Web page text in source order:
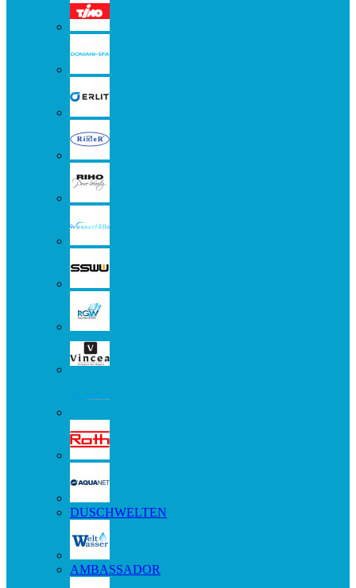
DUSCHWELTEN
AMBASSADOR